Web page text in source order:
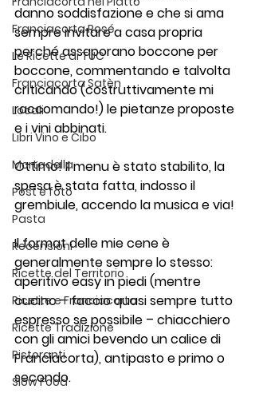
Franciacorta Rosé
Le Ricette di TUC
Franciacorta Satèn
Locali
Libri Vino e Cibo
Mortadella
Post e foto
Pasta
Recensioni
Ricette del Territorio
Ricette e Franciacorta
Ricette Tradizione
Ristoranti
Slow Food
danno soddisfazione e che si ama
sempre invitare a casa propria
perché assaporano boccone per
boccone, commentando e talvolta
criticando (costruttivamente mi
raccomando!) le pietanze proposte
e i vini abbinati.
Ottimo! Il menu è stato stabilito, la
spesa è stata fatta, indosso il
grembiule, accendo la musica e via!
Il format delle mie cene è
generalmente sempre lo stesso:
aperitivo easy in piedi (mentre
cucino – faccio quasi sempre tutto
espresso se possibile – chiacchiero
con gli amici bevendo un calice di
Franciacorta), antipasto e primo o
secondo.